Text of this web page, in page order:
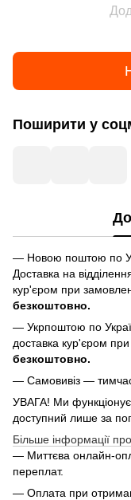
Поширити у
— Новою поштою по
Доставка на
кур'єром при
безкоштовно.
— Укрпоштою по
доставка кур'єром
безкоштовно.
— Самовивіз —
УВАГА! Ми
доступний лише за
Більше інформації
— Миттєва онлайн-
переплат.
— Оплата при